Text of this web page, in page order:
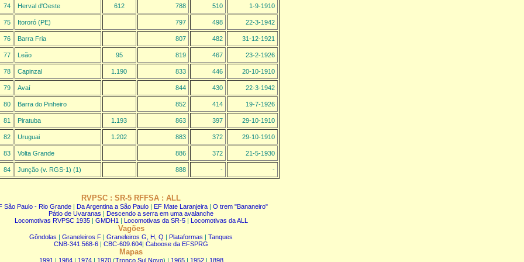
74 Herval d'Oeste 612 788 510 1-9-1910
75 Itororó (PE) 797 498 22-3-1942
76 Barra Fria 807 482 31-12-1921
77 Leão 95 819 467 23-2-1926
78 Capinzal 1.190 833 446 20-10-1910
79 Avaí 844 430 22-3-1942
80 Barra do Pinheiro 852 414 19-7-1926
81 Piratuba 1.193 863 397 29-10-1910
82 Uruguai 1.202 883 372 29-10-1910
83 Volta Grande 886 372 21-5-1930
84 Junção (v. RGS-1) (1) 888 - -
RVPSC : SR-5 RFFSA : ALL
São Paulo - Rio Grande | Da Argentina a São Paulo | EF Mate Laranjeira | O trem "Bananeiro"
Pátio de Uvaranas | Descendo a serra em uma avalanche
Locomotivas RVPSC 1935| GMDH1 | Locomotivas da SR-5| Locomotivas da ALL
Vagões
Gôndolas | Graneleiros F | Graneleiros G, H, Q | Plataformas | Tanques
CNB-341.568-6 | CBC-609.604| Caboose da EFSPRG
Mapas
1991 | 1984| 1974| 1970(Tronco Sul Novo) | 1965| 1952| 1898